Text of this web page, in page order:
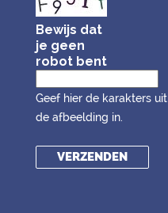
Bewijs dat
je geen
robot bent
Geef hier de karakters uit
de afbeelding in.